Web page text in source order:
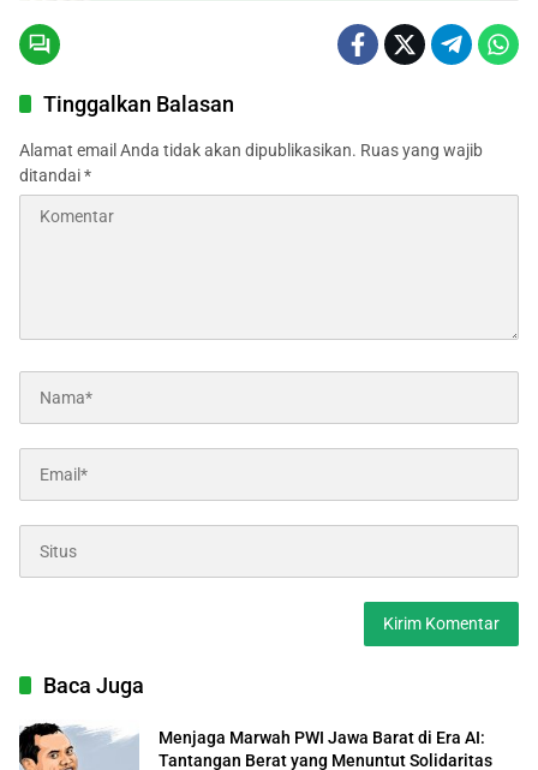
Tinggalkan Balasan
Alamat email Anda tidak akan dipublikasikan. Ruas yang wajib
ditandai*
Baca Juga
Menjaga Marwah PWI Jawa Barat di Era AI:
Tantangan Berat yang Menuntut Solidaritas